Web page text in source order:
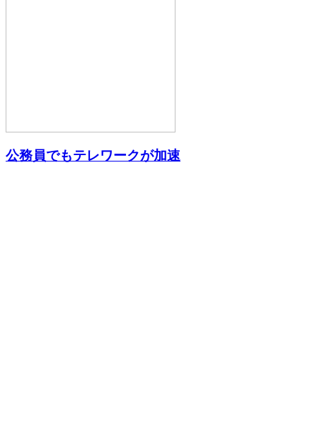
公務員でもテレワークが加速